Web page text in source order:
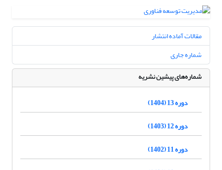
مقالات آماده انتشار
شماره جاری
شماره‌های پیشین نشریه
دوره 13 (1404)
دوره 12 (1403)
دوره 11 (1402)